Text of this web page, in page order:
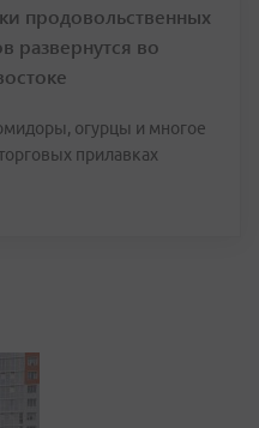
продовольственных
развернутся во
огурцы и многое
прилавках